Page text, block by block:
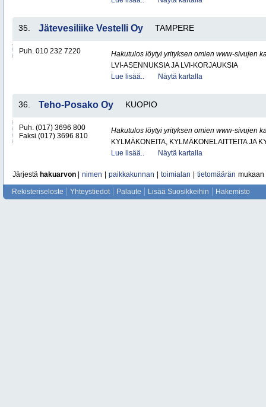
35. Jätevesiliike Vestelli Oy TAMPERE
Puh. 010 232 7220
Hakutulos löytyi yrityksen omien www-sivujen
LVI-ASENNUKSIA JA LVI-KORJAUKSIA
Lue lisää..
Näytä kartalla
36. Teho-Posako Oy KUOPIO
Puh. (017) 3696 800
Faksi (017) 3696 810
Hakutulos löytyi yrityksen omien www-sivujen
KYLMÄKONEITA, KYLMÄKONELAITTEITA JA
Lue lisää..
Näytä kartalla
Järjestä hakuarvon nimen paikkakunnan toimialan tietomäärän mukaan
Rekisteriseloste Yhteystiedot Palaute Lisää Suosikkeihin Hakemisto